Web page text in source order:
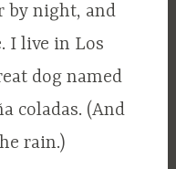
by night, and
I live in Los
dog named
coladas. (And
rain.)